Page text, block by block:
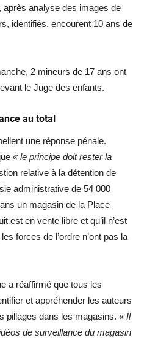
après analyse des images de
identifiés, encourent 10 ans de
2 mineurs de 17 ans ont
le Juge des enfants.
au total
une réponse pénale.
« le principe doit rester la
relative à la détention de
administrative de 54 000
un magasin de la Place
est en vente libre et qu’il n’est
forces de l’ordre n’ont pas la
a réaffirmé que tous les
et appréhender les auteurs
pillages dans les magasins. « Il
de surveillance du magasin